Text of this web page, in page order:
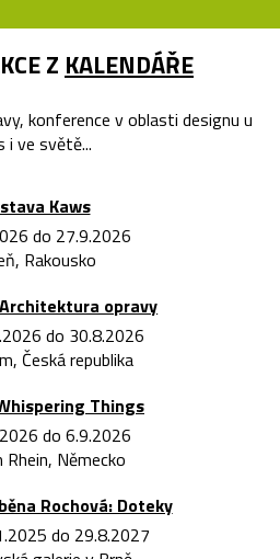
Z KALENDÁŘE
konference v oblasti designu u
i ve světě...
Kaws
do 27.9.2026
Rakousko
opravy
do 30.8.2026
Česká republika
Things
do 6.9.2026
Rhein, Německo
Rochová: Doteky
do 29.8.2027